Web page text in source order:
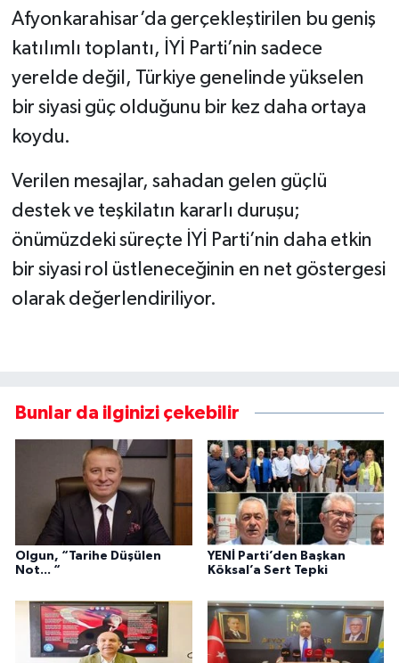
Afyonkarahisar’da gerçekleştirilen bu geniş
katılımlı toplantı, İYİ Parti’nin sadece
yerelde değil, Türkiye genelinde yükselen
bir siyasi güç olduğunu bir kez daha ortaya
koydu.
Verilen mesajlar, sahadan gelen güçlü
destek ve teşkilatın kararlı duruşu;
önümüzdeki süreçte İYİ Parti’nin daha etkin
bir siyasi rol üstleneceğinin en net göstergesi
olarak değerlendiriliyor.
Bunlar da ilginizi çekebilir
Olgun, “Tarihe Düşülen
Not... “
YENİ Parti’den Başkan
Köksal’a Sert Tepki